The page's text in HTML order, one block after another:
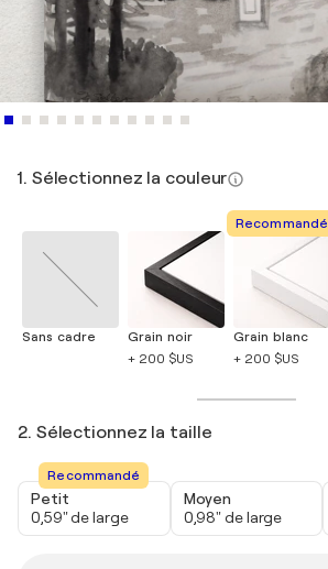
1. Sélectionnez la couleur
Sans cadre
Grain noir
+ 200 $US
Recommandé
Grain blanc
+ 200 $US
2. Sélectionnez la taille
Recommandé
Petit
0,59" de large
Moyen
0,98" de large